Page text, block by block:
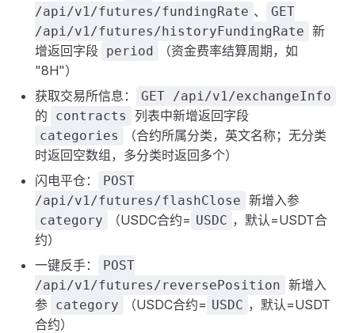
/api/v1/futures/fundingRate 、
GET
/api/v1/futures/historyFundingRate 新
增返回字段 period
（资金费率结算周期，如
"8H"）
获取交易所信息：
GET /api/v1/exchangeInfo
的 contracts 列表中新增返回字段
categories
（合约所属分类，英文名称；无分类
时返回空数组，多分类时返回多个）
闪电平仓：
POST
/api/v1/futures/flashClose 新增入参
category （USDC合约= USDC ，默认=USDT合
约）
一键反手：
POST
/api/v1/futures/reversePosition 新增入
参 category （USDC合约= USDC ，默认=USDT
合约）